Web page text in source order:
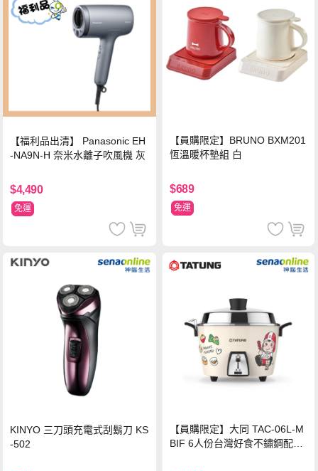
【福利品出清】 Panasonic EH
-NA9N-H 奈米水離子吹風機 灰
$4,490
免運
【員購限定】BRUNO BXM201
恆溫暖杯墊組 白
$689
免運
KINYO 三刀頭充電式刮鬍刀 KS
-502
【員購限定】大同 TAC-06L-M
BIF 6人份台灣好食不鏽鋼配件